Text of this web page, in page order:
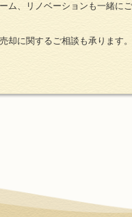
ム、リノベーションも一緒に
却に関するご相談も承ります。